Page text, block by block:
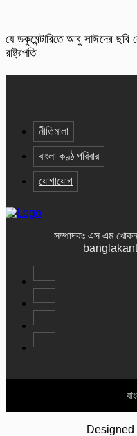
যে ডকুমেন্টারিতে আবু সাঈদের
রাষ্ট্রপতি
নীতিমালা
বাংলা কণ্ঠ পরিবার
যোগাযোগ
সম্পাদকঃ এস এম
Designed